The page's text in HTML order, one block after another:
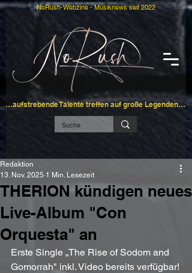
…aufstrebende Talente treffen auf große Legenden…
NoRush-Webzine - Musiknews seit 2022
THERION kündigen neues
Live-Album "Con
Orquesta" an
Redaktion
13. Nov. 2025 1 Min. Lesezeit
Erste Single „The Rise of Sodom and
Gomorrah" inkl. Video bereits verfügbar!